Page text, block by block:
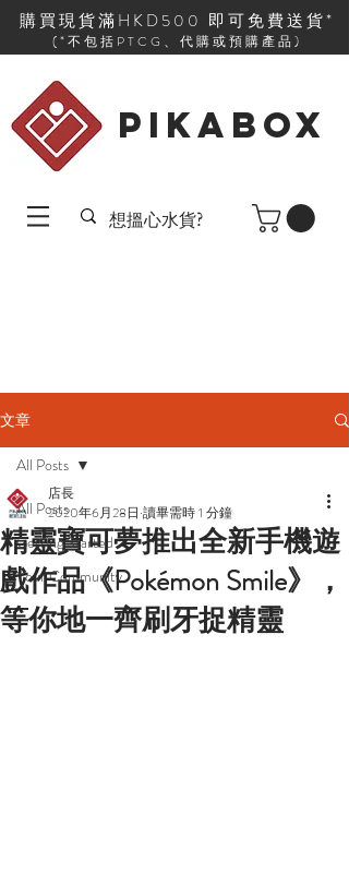
購買現貨滿HKD500 即可免費送貨*
(*不包括PTCG、代購或預購產品)
PIKABOX
文章
All Posts
Getting Started
Your Community
All Posts
精靈寶可夢推出全新手機遊
戲作品《Pokémon Smile》，
等你地一齊刷牙捉精靈
店長
2020年6月28日 讀畢需時 1 分鐘